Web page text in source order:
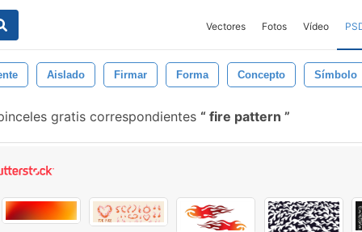
Vectores Fotos Vídeo
Aislado Firmar Forma Concepto Símbolo
gratis correspondientes fire pattern